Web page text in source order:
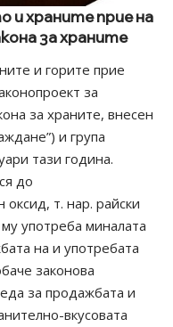
и храните прие на
за храните
и горите прие
за
за храните, внесен
и група
тази година.
до
т. нар. райски
употреба миналата
на и употребата
законова
за продажбата и
вкусовата